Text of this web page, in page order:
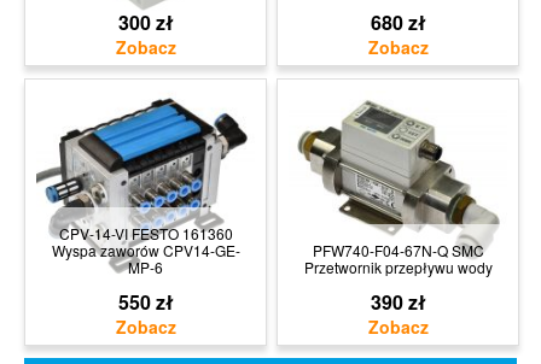
300 zł 680 zł
CPV-14-VI FESTO 161360
Wyspa zaworów CPV14-GE-
MP-6
550 zł
PFW740-F04-67N-Q SMC
Przetwornik przepływu wody
390 zł